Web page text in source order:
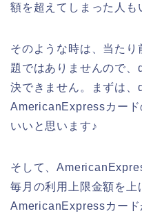
額を超えてしまった人も
そのような時は、当た
題ではありませんので
決できません。まずは
AmericanExpressカード
いいと思います♪
そして、
毎月の利用上限金額を
AmericanExpressカード